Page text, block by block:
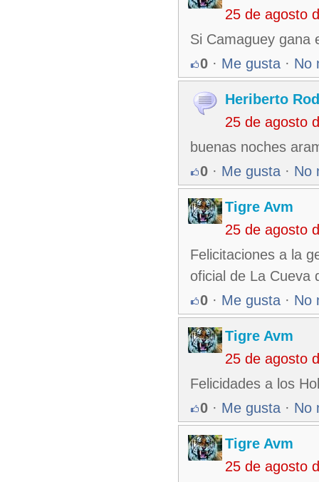
25 de agosto
Si Camaguey gana
0 · Me gusta · No
Heriberto
25 de agosto
buenas noches
0 · Me gusta · No
Tigre Avm
25 de agosto
Felicitaciones a la
oficial de La Cueva
0 · Me gusta · No
Tigre Avm
25 de agosto
Felicidades a los
0 · Me gusta · No
Tigre Avm
25 de agosto